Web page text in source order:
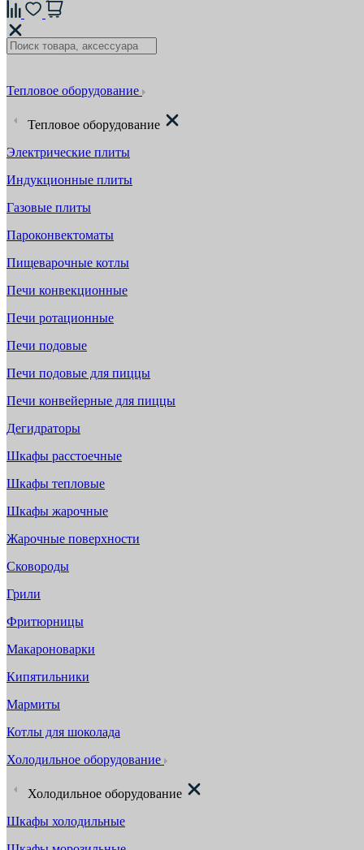
Тепловое оборудование
Тепловое оборудование
Электрические плиты
Индукционные плиты
Газовые плиты
Пароконвектоматы
Пищеварочные котлы
Печи конвекционные
Печи ротационные
Печи подовые
Печи подовые для пиццы
Печи конвейерные для пиццы
Дегидраторы
Шкафы расстоечные
Шкафы тепловые
Шкафы жарочные
Жарочные поверхности
Сковороды
Грили
Фритюрницы
Макароноварки
Кипятильники
Мармиты
Котлы для шоколада
Холодильное оборудование
Холодильное оборудование
Шкафы холодильные